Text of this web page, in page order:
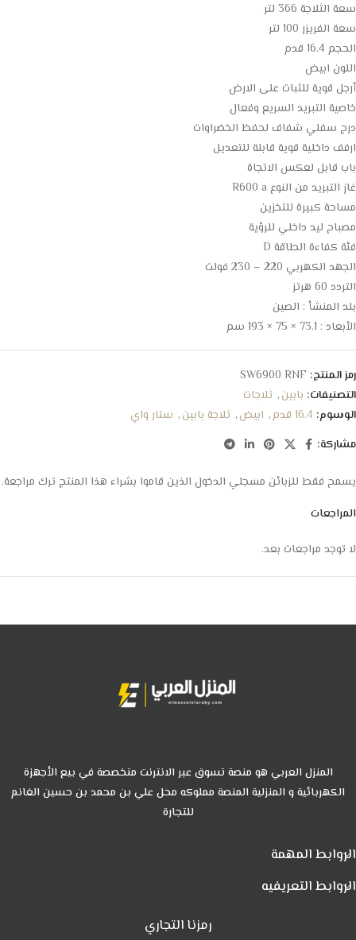
سعة الثلاجة 366 لتر
سعة الفريزر 100 لتر
الحجم 16.4 قدم
اللون ابيض
أرجل قوية للثبات على الارض
خاصية التبريد السريع وفعال
درج سفلي شفاف لحفظ الخضراوات
ارفف داخلية قوية قابلة للتعديل
باب قابل لعكس الاتجاة
غاز التبريد من النوع R600 a
مساحة كبيرة للتخزين
مصباح ليد داخلي للرؤية
فئة كفاءة الطاقة D
الجهد الكهربي 220 – 230 فولت
التردد 60 هرتز
بلد المنشأ : الصين
الأبعاد : 73.1 × 75 × 193 سم
رمز المنتج: SW6900 RNF
التصنيفات: بابين, ثلاجات
الوسوم: 16.4 قدم , ابيض, ثلاجة بابين, ستار واي
مشاركة:
المراجعات
لا توجد مراجعات بعد.
يسمح فقط للزبائن مسجلي الدخول الذين قاموا بشراء هذا المنتج ترك مراجعة.
المنزل العربي هو منصة تسوق عبر الانترنت متخصصة في بيع الأجهزة
الكهربائية و المنزلية المنصة مملوكه محل علي بن محمد بن حسين الغانم
للتجارة
الروابط المهمة
الروابط التعريفيه
رمزنا التجاري